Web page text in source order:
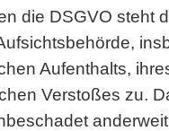
die DSGVO steht
Aufenthalts,
Verstoßes zu.